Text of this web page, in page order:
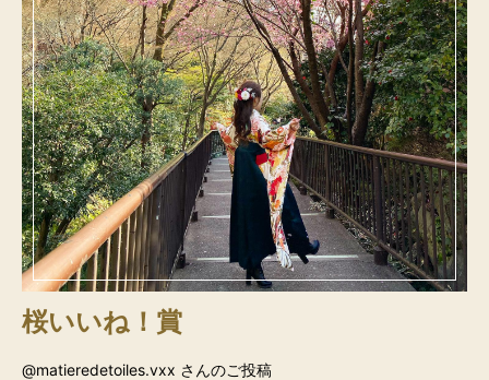
桜いいね！賞
@matieredetoiles.vxx さんのご投稿